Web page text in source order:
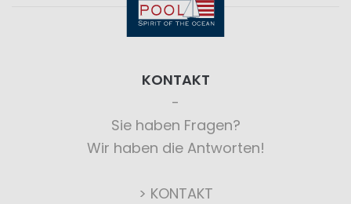
KONTAKT
Sie haben Fragen?
Wir haben die Antworten!
> KONTAKT